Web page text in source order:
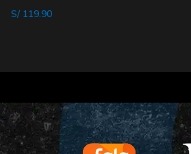
S/119.90